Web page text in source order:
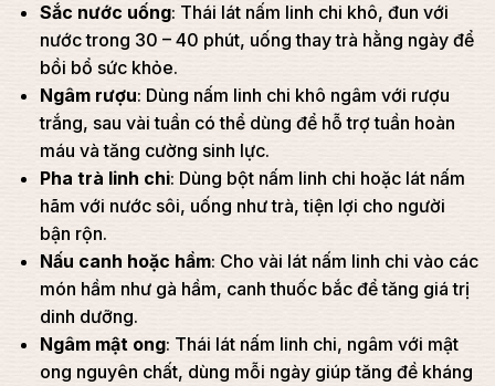
Sắc nước uống: Thái lát nấm linh chi khô, đun với
nước trong 30 – 40 phút, uống thay trà hằng ngày để
bồi bổ sức khỏe.
Ngâm rượu: Dùng nấm linh chi khô ngâm với rượu
trắng, sau vài tuần có thể dùng để hỗ trợ tuần hoàn
máu và tăng cường sinh lực.
Pha trà linh chi: Dùng bột nấm linh chi hoặc lát nấm
hãm với nước sôi, uống như trà, tiện lợi cho người
bận rộn.
Nấu canh hoặc hầm: Cho vài lát nấm linh chi vào các
món hầm như gà hầm, canh thuốc bắc để tăng giá trị
dinh dưỡng.
Ngâm mật ong: Thái lát nấm linh chi, ngâm với mật
ong nguyên chất, dùng mỗi ngày giúp tăng đề kháng